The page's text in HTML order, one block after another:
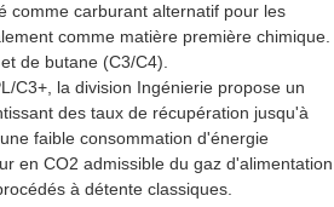
comme carburant alternatif pour les
comme matière première chimique.
de butane (C3/C4).
C3+, la division Ingénierie propose un
des taux de récupération jusqu'à
faible consommation d'énergie
en CO2 admissible du gaz d'alimentation
à détente classiques.